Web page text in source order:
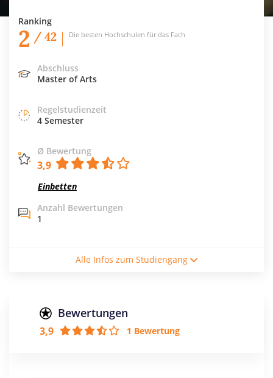
Ranking
2 / 42 Die besten Hochschulen für das Fach
Abschluss
Master of Arts
Regelstudienzeit
4 Semester
Ø Bewertung
3,9
Einbetten
Anzahl Bewertungen
1
Vollzeitstudium
Zulassungsbeschränkung
Alle Infos zum Studiengang
Bewertungen
3,9 1 Bewertung